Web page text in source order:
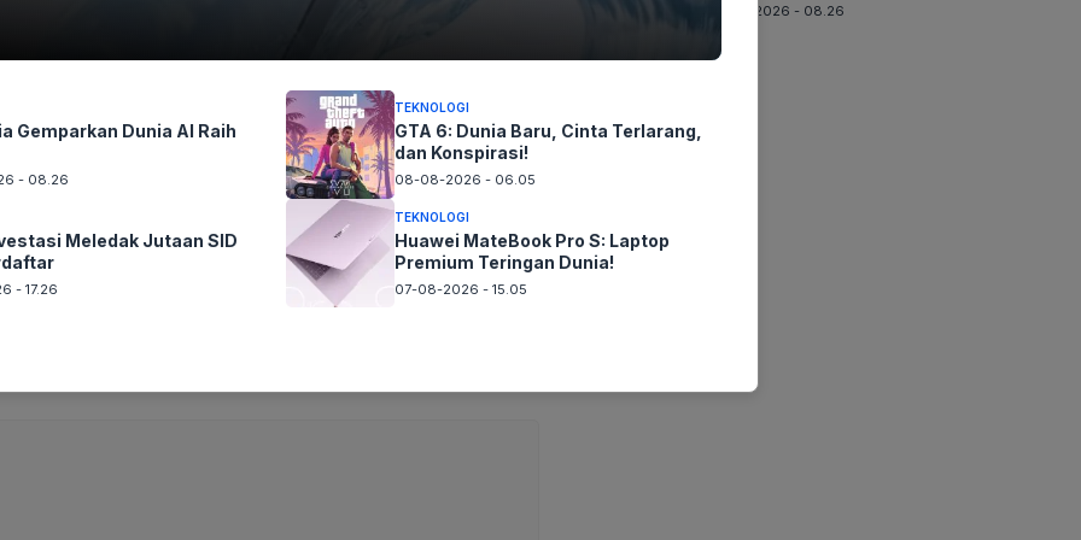
foto Silahkan Terima Kasih
07-08-2026 - 08.26
Gemparkan Dunia AI Raih
- 08.26
TEKNOLOGI
GTA 6: Dunia Baru, Cinta Terlarang,
dan Konspirasi!
08-08-2026 - 06.05
Meledak Jutaan SID
- 17.26
TEKNOLOGI
Huawei MateBook Pro S: Laptop
Premium Teringan Dunia!
07-08-2026 - 15.05